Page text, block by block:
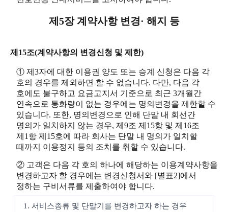
제5장 계약사항 변경· 해지 등
제15조(계약사항의 변경신청 및 제한)
① 제3자에 대한 이용권 양도 또는 승계 신청은 다음 각
호의 경우를 제외하면 할 수 없습니다. 다만, 다음 각
호에도 불구하고 요금고지서 기준으로 최근 3개월간
연속으로 통화량이 없는 경우에는 명의변경을 제한할 수
있습니다. 또한, 명의변경으로 인해 단말 내 회선간
명의가 일치하지 않는 경우, 제9조 제15항 및 제16조
제1항 제15호에 따라 회사는 단말 내 명의가 일치할
때까지 이용정지 등의 조치를 취할 수 있습니다.
② 고객은 다음 각 호의 하나에 해당하는 이용계약사항을
변경하고자 할 경우에는 변경신청서와 [별표2]에서
정하는 구비서류를 제출하여야 합니다.
1. 서비스종류 및 단말기를 변경하고자 하는 경우